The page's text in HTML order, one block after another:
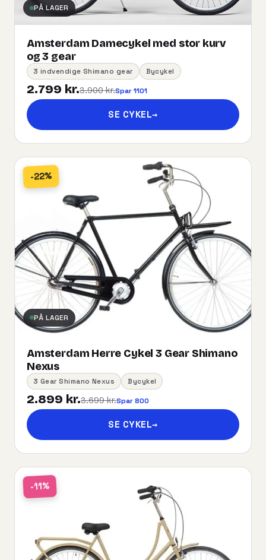
PÅ LAGER
Amsterdam Damecykel med stor kurv
og 3 gear
3 indvendige Shimano gear Bycykel
2.799 kr.3.900 kr.Spar 1101
SE CYKEL→
-22%
PÅ LAGER
Amsterdam Herre Cykel 3 Gear Shimano
Nexus
3 Gear Shimano Nexus Bycykel
2.899 kr.3.699 kr.Spar 800
SE CYKEL→
-11%